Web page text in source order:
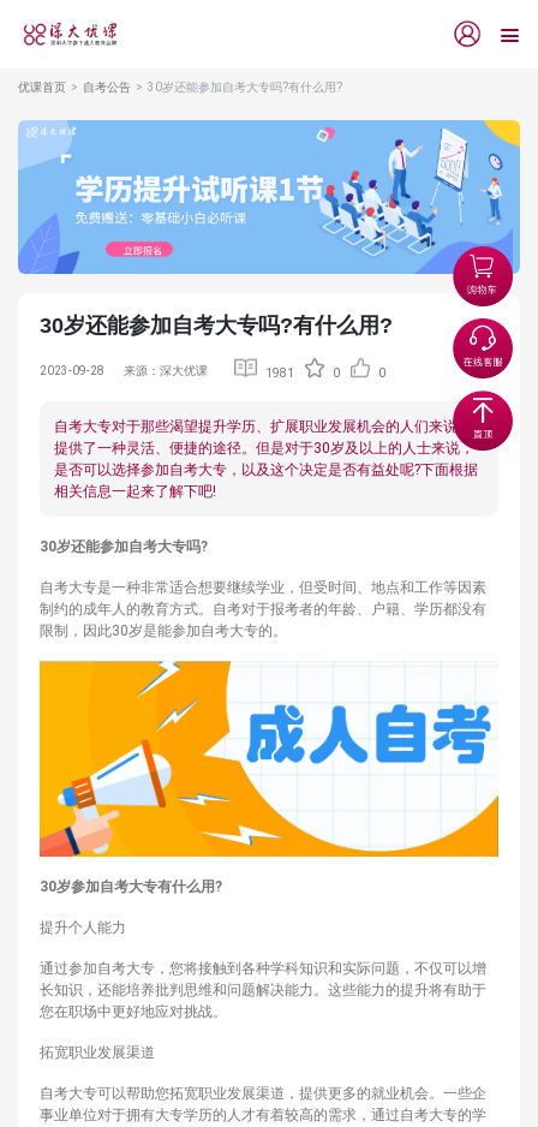
优课首页 自考公告 30岁还能参加自考大专吗?有什么用?
30岁还能参加自考大专吗?有什么用?
2023-09-28 来源：深大优课 1981 0 0
自考大专对于那些渴望提升学历、扩展职业发展机会的人们来说，
提供了一种灵活、便捷的途径。但是对于30岁及以上的人士来说，
是否可以选择参加自考大专，以及这个决定是否有益处呢?下面根据
相关信息一起来了解下吧!
30岁还能参加自考大专吗?
自考大专是一种非常适合想要继续学业，但受时间、地点和工作等因素
制约的成年人的教育方式。自考对于报考者的年龄、户籍、学历都没有
限制，因此30岁是能参加自考大专的。
30岁参加自考大专有什么用?
提升个人能力
通过参加自考大专，您将接触到各种学科知识和实际问题，不仅可以增
长知识，还能培养批判思维和问题解决能力。这些能力的提升将有助于
您在职场中更好地应对挑战。
拓宽职业发展渠道
自考大专可以帮助您拓宽职业发展渠道，提供更多的就业机会。一些企
事业单位对于拥有大专学历的人才有着较高的需求，通过自考大专的学